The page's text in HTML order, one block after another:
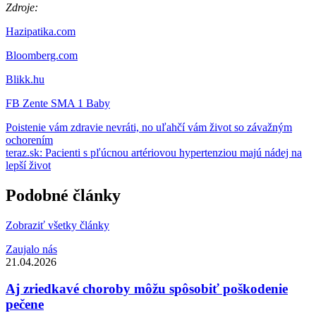
Zdroje:
Hazipatika.com
Bloomberg.com
Blikk.hu
FB Zente SMA 1 Baby
Poistenie vám zdravie nevráti, no uľahčí vám život so závažným
ochorením
teraz.sk: Pacienti s pľúcnou artériovou hypertenziou majú nádej na
lepší život
Podobné články
Zobraziť všetky články
Zaujalo nás
21.04.2026
Aj zriedkavé choroby môžu spôsobiť poškodenie
pečene